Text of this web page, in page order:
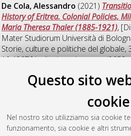
Questo sito
cookie
Nel nostro sito utilizziamo sia cookie
funzionamento, sia cookie e altri
De Cola, Alessandro (2021)
History of Eritrea. Colonial Policies,
Maria Theresa Thaler (1885-1921),
Mater Studiorum Università di
Storie, culture e politiche del globale,
10.48676/unibo/amsdottorato/9652.
De Luna, Barbara(2021)Le donne
collaborazionismo nel dopoguerra:
, [Dissertation thesis],
Università di Bologna. Dottorato di
politiche del globale, 33 Ciclo. DOI
10.48676/unibo/amsdottorato/9749.